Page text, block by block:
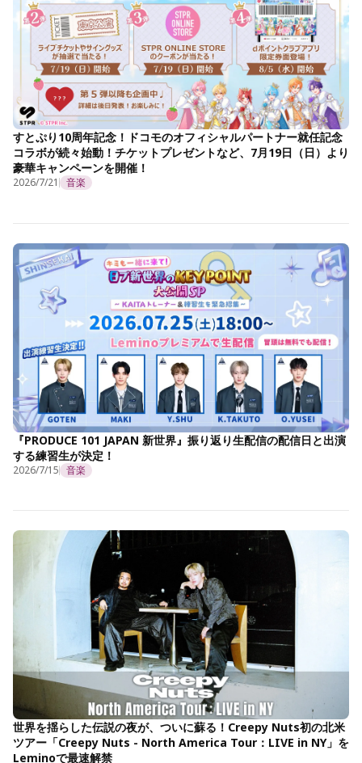
すとぷり10周年記念！ドコモのオフィシャルパートナー就任記念
コラボが続々始動！チケットプレゼントなど、7月19日（日）より
豪華キャンペーンを開催！
2026/7/21 音楽
『PRODUCE 101 JAPAN 新世界』振り返り生配信の配信日と出演
する練習生が決定！
2026/7/15 音楽
世界を揺らした伝説の夜が、ついに蘇る！Creepy Nuts初の北米
ツアー「Creepy Nuts - North America Tour：LIVE in NY」を
Leminoで最速解禁